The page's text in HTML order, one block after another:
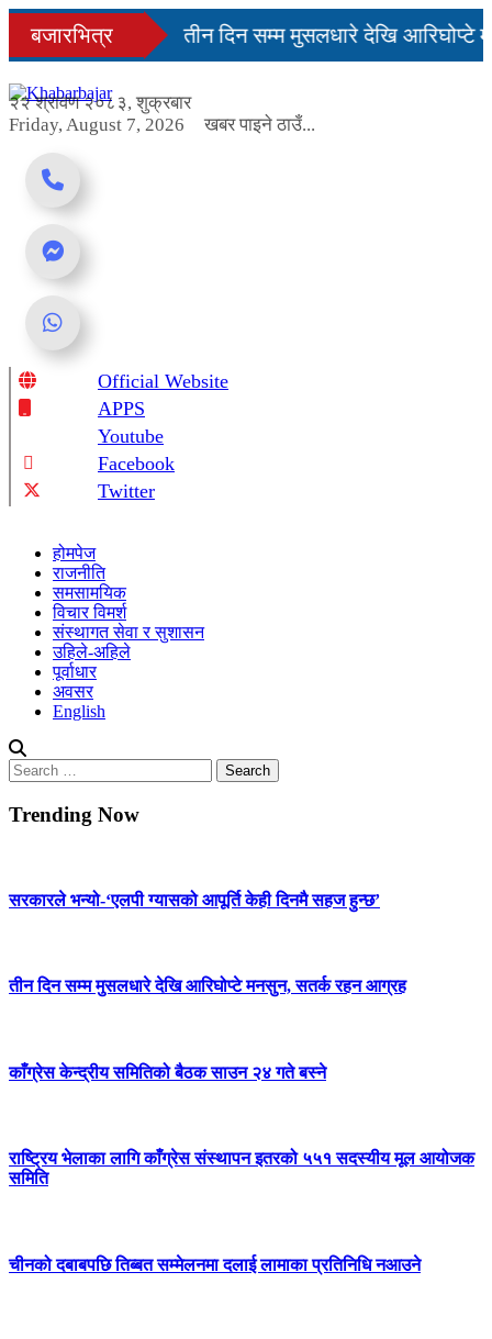
Skip
content
बजारभित्र
सहज हुन्छ’
तीन दिन सम्म मुसलधारे देखि आरिघोप्टे
२२ श्रावण २०८३, शुक्रबार
Friday, August 7, 2026
खबर पाइने ठाउँ...
Online News Portal
Official Website
APPS
Youtube
Facebook
Twitter
होमपेज
राजनीति
समसामयिक
विचार विमर्श
संस्थागत सेवा र सुशासन
उहिले-अहिले
पूर्वाधार
अवसर
English
Search
for:
Trending Now
सरकारले भन्यो-‘एलपी ग्यासको आपूर्ति केही दिनमै सहज हुन्छ’
तीन दिन सम्म मुसलधारे देखि आरिघोप्टे मनसुन, सतर्क रहन आग्रह
काँग्रेस केन्द्रीय समितिको बैठक साउन २४ गते बस्ने
राष्ट्रिय भेलाका लागि काँग्रेस संस्थापन इतरको ५५१ सदस्यीय मूल आयोजक
समिति
चीनको दबाबपछि तिब्बत सम्मेलनमा दलाई लामाका प्रतिनिधि नआउने